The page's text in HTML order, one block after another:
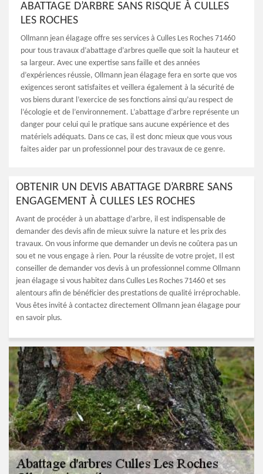
ABATTAGE D’ARBRE SANS RISQUE À CULLES
LES ROCHES
Ollmann jean élagage offre ses services à Culles Les Roches 71460
pour tous travaux d’abattage d’arbres quelle que soit la hauteur et
sa largeur. Avec une expertise sans faille et des années
d’expériences réussie, Ollmann jean élagage fera en sorte que vos
exigences seront satisfaites et veillera également à la sécurité de
vos biens durant l’exercice de ses fonctions ainsi qu’au respect de
l’écologie et de l’environnement. L’abattage d’arbre représente un
danger pour celui qui le pratique sans aucune expérience et des
matériels adéquats. Dans ce cas, il est donc mieux que vous vous
faites aider par un professionnel pour des travaux de ce genre.
OBTENIR UN DEVIS ABATTAGE D’ARBRE SANS
ENGAGEMENT À CULLES LES ROCHES
Avant de procéder à un abattage d’arbre, il est indispensable de
demander des devis afin de mieux suivre la nature et les prix des
travaux. On vous informe que demander un devis ne coûtera pas un
sou et ne vous engage à rien. Pour la réussite de votre projet, Il est
conseiller de demander vos devis à un professionnel comme Ollmann
jean élagage si vous habitez dans Culles Les Roches 71460 et ses
alentours afin de bénéficier des prestations de qualité irréprochable.
Vous êtes invité à contactez directement Ollmann jean élagage pour
en savoir plus.